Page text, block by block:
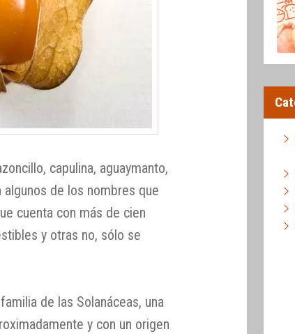
capulina, aguaymanto,
de los nombres que
cuenta con más de cien
y otras no, sólo se
de las Solanáceas, una
y con un origen